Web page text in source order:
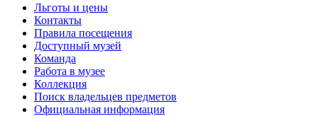
Льготы и цены
Контакты
Правила посещения
Доступный музей
Команда
Работа в музее
Коллекция
Поиск владельцев предметов
Официальная информация